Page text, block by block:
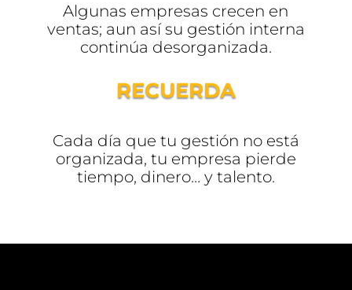
Algunas empresas crecen en
ventas; aun así su gestión interna
continúa desorganizada.
RECUERDA
Cada día que tu gestión no está
organizada, tu empresa pierde
tiempo, dinero… y talento.